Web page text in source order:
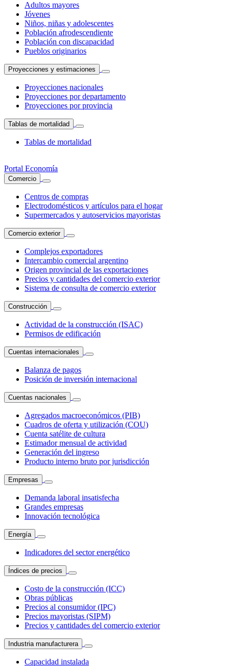
Adultos mayores
Jóvenes
Niños, niñas y adolescentes
Población afrodescendiente
Población con discapacidad
Pueblos originarios
Proyecciones y estimaciones
Proyecciones nacionales
Proyecciones por departamento
Proyecciones por provincia
Tablas de mortalidad
Tablas de mortalidad
Portal Economía
Comercio
Centros de compras
Electrodomésticos y artículos para el hogar
Supermercados y autoservicios mayoristas
Comercio exterior
Complejos exportadores
Intercambio comercial argentino
Origen provincial de las exportaciones
Precios y cantidades del comercio exterior
Sistema de consulta de comercio exterior
Construcción
Actividad de la construcción (ISAC)
Permisos de edificación
Cuentas internacionales
Balanza de pagos
Posición de inversión internacional
Cuentas nacionales
Agregados macroeconómicos (PIB)
Cuadros de oferta y utilización (COU)
Cuenta satélite de cultura
Estimador mensual de actividad
Generación del ingreso
Producto interno bruto por jurisdicción
Empresas
Demanda laboral insatisfecha
Grandes empresas
Innovación tecnológica
Energía
Indicadores del sector energético
Índices de precios
Costo de la construcción (ICC)
Obras públicas
Precios al consumidor (IPC)
Precios mayoristas (SIPM)
Precios y cantidades del comercio exterior
Industria manufacturera
Capacidad instalada